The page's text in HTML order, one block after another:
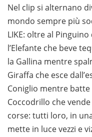
Nel clip si alternano
mondo sempre più
LIKE: oltre al
l’Elefante che beve
la Gallina mentre
Giraffa che esce
Coniglio mentre
Coccodrillo che
corse: tutti loro, in
mette in luce vezzi e